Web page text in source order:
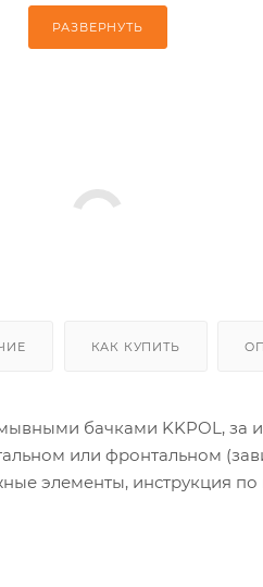
РАЗВЕРНУТЬ
КАК КУПИТЬ
бачками KKPOL, за
или фронтальном
элементы, инструкция